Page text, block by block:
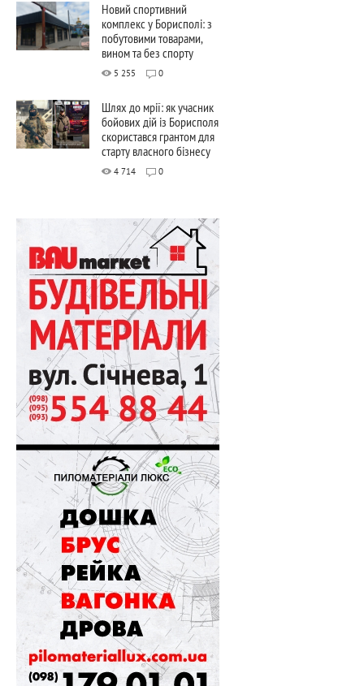
Новий спортивний
комплекс у Борисполі: з
побутовими товарами,
вином та без спорту
5 255 0
Шлях до мрії: як учасник
бойових дій із Борисполя
скористався грантом для
старту власного бізнесу
4 714 0